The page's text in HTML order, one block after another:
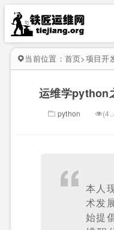
当前位置： 首页>项目开
运维学python
python
本人
术发
始提